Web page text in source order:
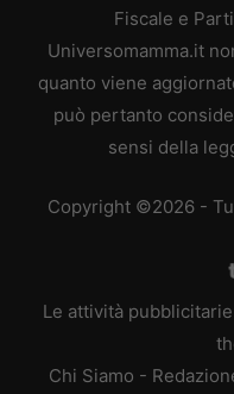
Fiscale e
Universomamma.it
quanto viene
può pertanto
sensi della
Copyright ©2026 -
Le attività
Chi Siamo -